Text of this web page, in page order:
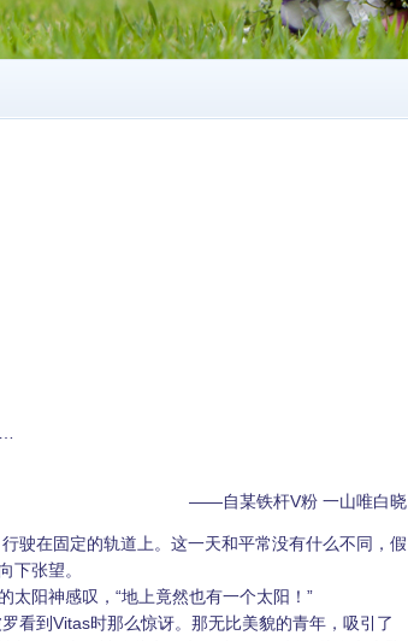
——自某铁杆V粉 一山唯白晓
在固定的轨道上。这一天和平常没有什么不同，假
下张望。
阳神感叹，“地上竟然也有一个太阳！”
到Vitas时那么惊讶。那无比美貌的青年，吸引了